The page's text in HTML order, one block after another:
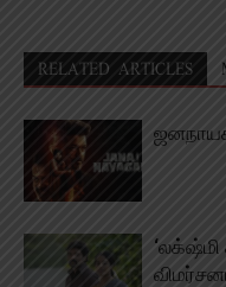
RELATED ARTICLES